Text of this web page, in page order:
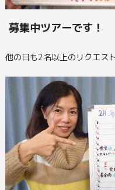
募集中ツアーです！
他の日も2名以上のリクエス